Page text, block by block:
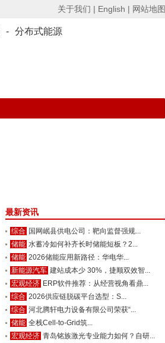
关于我们 | English | 网站地图
- 分布式能源
最新资讯
综合 国网岷县供电公司：靶向监督强规...
储能 水蓄冷如何补齐长时储能短板？2...
储能 2026储能应用新路径：华电华...
新能源汽车 建站成本少 30%，捷顺双效智...
宏观经济 ERP软件推荐：从经营视角看鼎...
综合 2026供应链脱碳平台选型：S...
综合 河北腾轩电力设备有限公司荣获“...
储能 全栈Cell-to-Grid筑...
宏观经济 青岛铭族激光专业能力如何？自研...